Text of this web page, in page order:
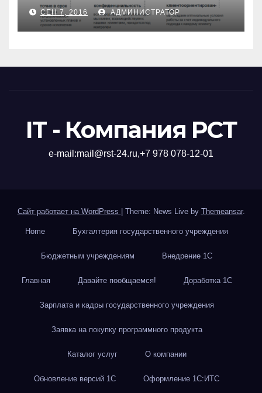
СЕН 7, 2016 АДМИНИСТРАТОР
IT - Компания РСТ
е-mail:mail@rst-24.ru,+7 978 078-12-01
Сайт работает на WordPress Theme: News Live by Themeansar.
Home Бухгалтерия государственного учреждения
Бюджетным учреждениям Внедрение 1С
Главная Давайте пообщаемся! Доработка 1С
Зарплата и кадры государственного учреждения
Заявка на покупку программного продукта
Каталог услуг О компании
Обновление версий 1С Оформление 1С:ИТС